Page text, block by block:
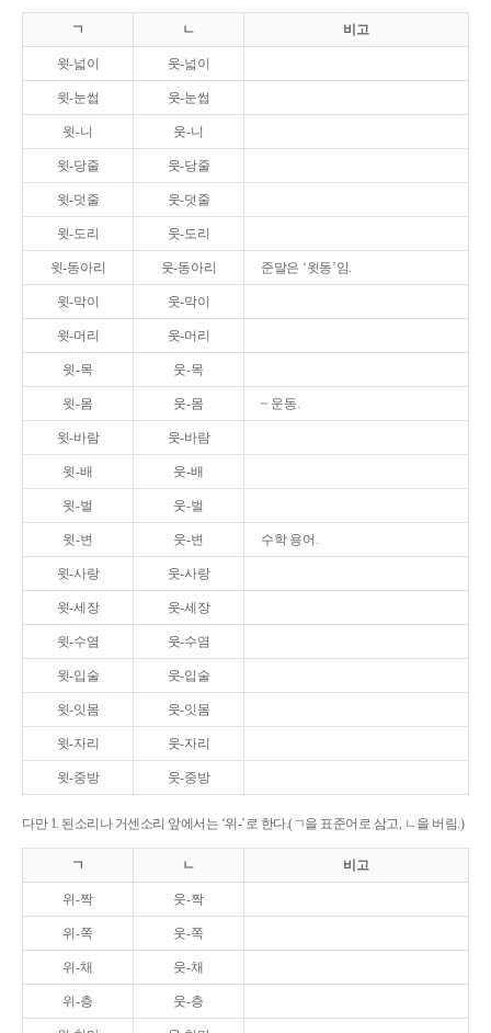
ㄱ ㄴ 비고
윗-넓이 웃-넓이
윗-눈썹 웃-눈썹
윗-니 웃-니
윗-당줄 웃-당줄
윗-덧줄 웃-덧줄
윗-도리 웃-도리
윗-동아리 웃-동아리 준말은 ‘윗동’임.
윗-막이 웃-막이
윗-머리 웃-머리
윗-목 웃-목
윗-몸 웃-몸 ~ 운동.
윗-바람 웃-바람
윗-배 웃-배
윗-벌 웃-벌
윗-변 웃-변 수학 용어.
윗-사랑 웃-사랑
윗-세장 웃-세장
윗-수염 웃-수염
윗-입술 웃-입술
윗-잇몸 웃-잇몸
윗-자리 웃-자리
윗-중방 웃-중방
다만 1. 된소리나 거센소리 앞에서는 ‘위-’로 한다.(ㄱ을 표준어로 삼고, ㄴ을 버림.)
ㄱ ㄴ 비고
위-짝 웃-짝
위-쪽 웃-쪽
위-채 웃-채
위-층 웃-층